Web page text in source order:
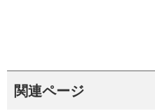
関連ページ